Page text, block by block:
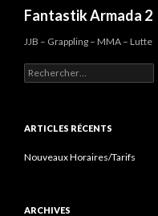
Fantastik Armada 2
JJB – Grappling – MMA – Lutte
Rechercher :
ARTICLES RÉCENTS
Nouveaux Horaires/Tarifs
ARCHIVES